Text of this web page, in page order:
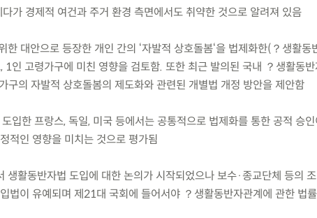
가 경제적 여건과 주거 환경 측면에서도 취약한 것으로 알려져 있음
대안으로 등장한 개인 간의 ‘자발적 상호돌봄‘을 법제화한(？생활동
1인 고령가구에 미친 영향을 검토함. 또한 최근 발의된 국내 ？생활동
구의 자발적 상호돌봄의 제도화와 관련된 개별법 개정 방안을 제안함
입한 프랑스, 독일, 미국 등에서는 공통적으로 법제화를 통한 공적 승인
적인 영향을 미치는 것으로 평가됨
활동반자법 도입에 대한 논의가 시작되었으나 보수·종교단체 등의
법이 유예되며 제21대 국회에 들어서야 ？생활동반자관계에 관한 법